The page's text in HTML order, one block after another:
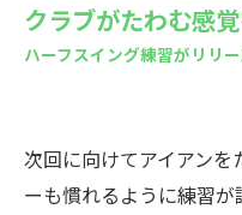
クラブがたわむ感
ハーフスイング練習がリリ
次回に向けてアイアン
ーも慣れるように練習が